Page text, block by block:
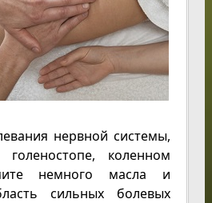
нервной системы,
коленном
немного масла и
сильных болевых